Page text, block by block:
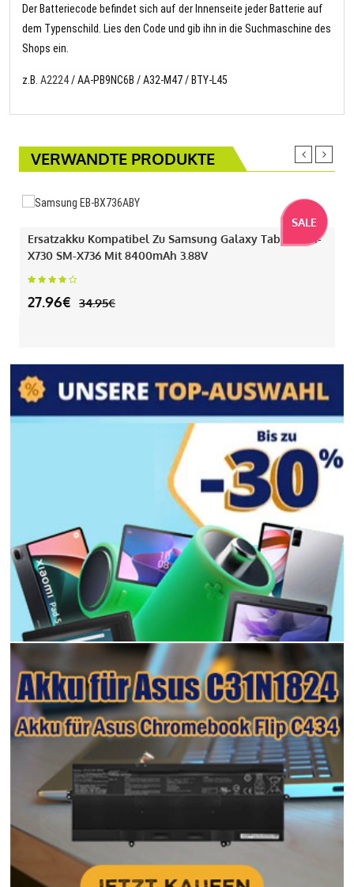
Der Batteriecode befindet sich auf der Innenseite jeder Batterie auf
dem Typenschild. Lies den Code und gib ihn in die Suchmaschine des
Shops ein.
z.B. A2224/ AA-PB9NC6B / A32-M47 / BTY-L45
VERWANDTE PRODUKTE
SALE
Ersatzakku Kompatibel Zu Samsung Galaxy Tab S11 SM-
X730 SM-X736 Mit 8400mAh 3.88V
27.96€ 34.95€